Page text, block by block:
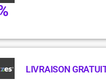
LIVRAISON